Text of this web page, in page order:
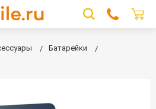
Батарейки